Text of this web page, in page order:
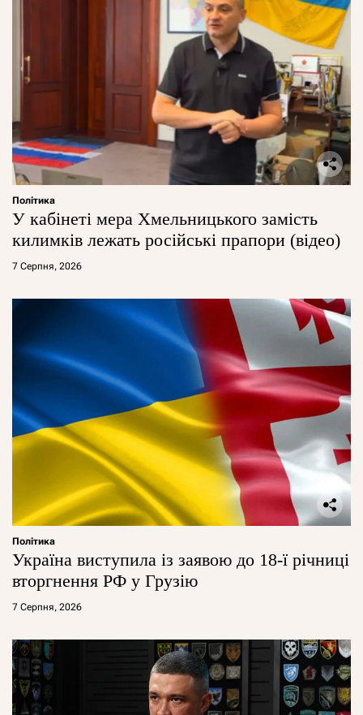
Політика
У кабінеті мера Хмельницького замість
килимків лежать російські прапори (відео)
7 Серпня, 2026
Політика
Україна виступила із заявою до 18-ї річниці
вторгнення РФ у Грузію
7 Серпня, 2026